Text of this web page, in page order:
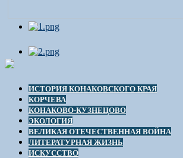
ИСТОРИЯ КОНАКОВСКОГО КРАЯ
КОРЧЕВА
КОНАКОВО-КУЗНЕЦОВО
ЭКОЛОГИЯ
ВЕЛИКАЯ ОТЕЧЕСТВЕННАЯ ВОЙНА
ЛИТЕРАТУРНАЯ ЖИЗНЬ
ИСКУССТВО